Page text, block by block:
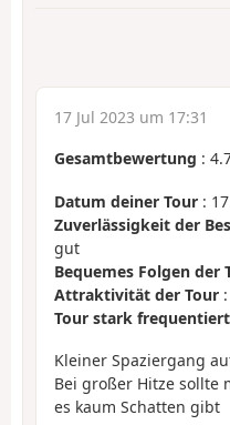
17 Jul 2023 um 17:31
Gesamtbewertung :
Datum deiner Tour :
Zuverlässigkeit der
gut
Bequemes Folgen der
Attraktivität der Tour
Tour stark frequentiert
Kleiner Spaziergang
Bei großer Hitze sollte
es kaum Schatten gibt